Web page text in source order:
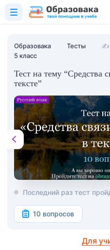
Образовака Тесты ✍
5 класс
Тест на тему “Средства
тексте”
Последний раз тест
10 вопросов
Для